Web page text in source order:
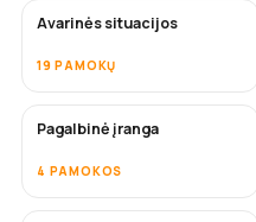
Avarinės situacijos
19 PAMOKŲ
Pagalbinė įranga
4 PAMOKOS